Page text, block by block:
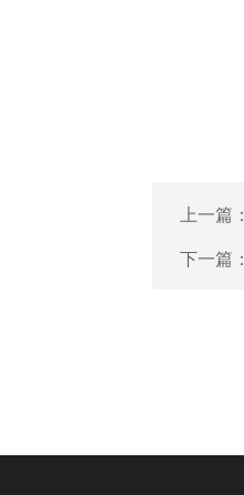
上一篇：
下一篇：